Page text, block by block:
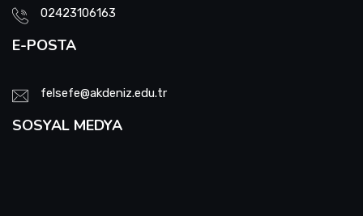
02423106163
E-POSTA
felsefe@akdeniz.edu.tr
SOSYAL MEDYA